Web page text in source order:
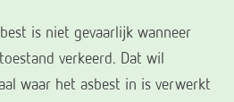
is niet gevaarlijk wanneer
verkeerd. Dat wil
waar het asbest in is verwerkt